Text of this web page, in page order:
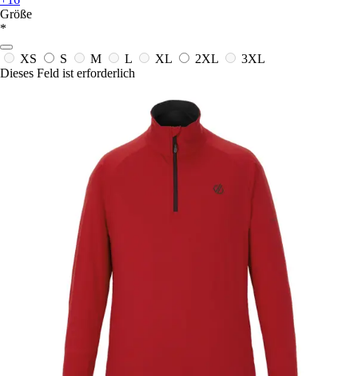
Größe
*
XS S M L XL 2XL
3XL
Dieses Feld ist erforderlich